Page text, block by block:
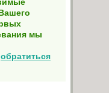
мы
обратиться